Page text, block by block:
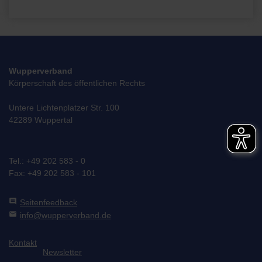
Wupperverband
Körperschaft des öffentlichen Rechts
Untere Lichtenplatzer Str. 100
42289 Wuppertal
Tel.: +49 202 583 - 0
Fax: +49 202 583 - 101
comment Seitenfeedback
mail info@wupperverband.de
Kontakt
Newsletter